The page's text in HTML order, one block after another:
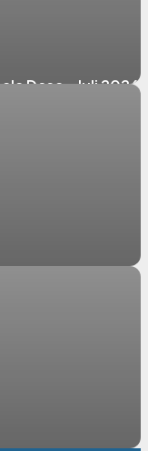
Desa - Juli 2026